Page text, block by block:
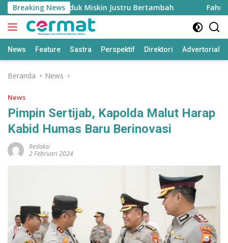
Langsung
ke
konten
Breaking News
Tinggi, Penduduk Miskin Justru Bertambah
News Feature Sastra Perspektif Direktori Advertorial
Beranda News
News
Pimpin Sertijab, Kapolda Malut Harap
Kabid Humas Baru Berinovasi
Redaksi
2 Februari 2024